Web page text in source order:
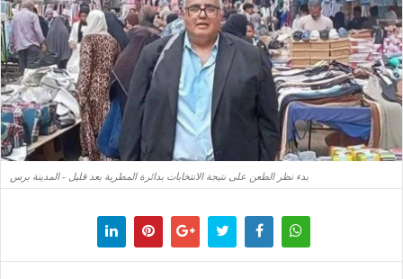
بدء نظر الطعن على نتيجة الانتخابات بدائرة المطرية بعد قليل - المدينة برس